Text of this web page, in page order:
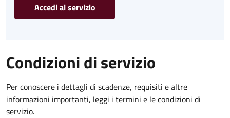
Accedi al servizio
Condizioni di servizio
Per conoscere i dettagli di scadenze, requisiti e altre
informazioni importanti, leggi i termini e le condizioni di
servizio.